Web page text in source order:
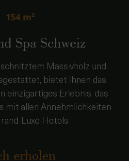
154 m²
Spa Schweiz
Massivholz und
bietet Ihnen das
einzigartiges Erlebnis, das
mit allen Annehmlichkeiten
Luxe-Hotels.
erholen